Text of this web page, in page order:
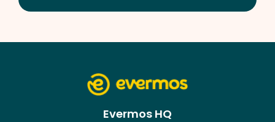
Evermos HQ